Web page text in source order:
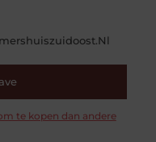
te kopen dan andere